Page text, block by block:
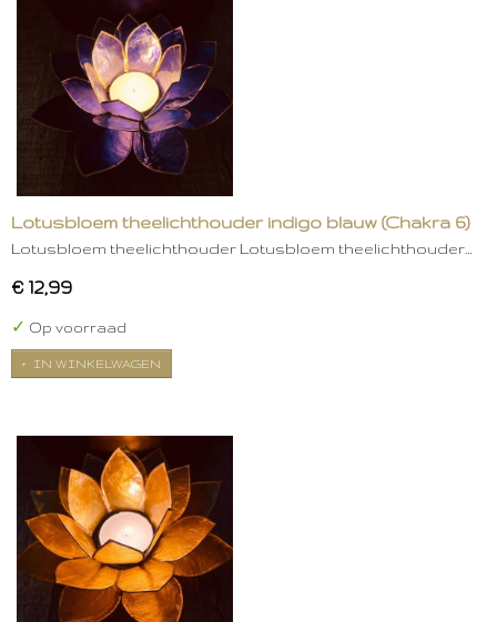
Lotusbloem theelichthouder indigo blauw (Chakra 6)
Lotusbloem theelichthouder Lotusbloem theelichthouder…
€ 12,99
✓ Op voorraad
IN WINKELWAGEN